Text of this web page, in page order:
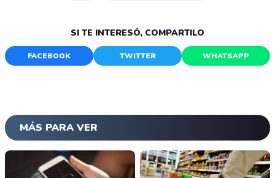
SI TE INTERESÓ, COMPARTILO
FACEBOOK TWITTER WHATSAPP
MÁS PARA VER